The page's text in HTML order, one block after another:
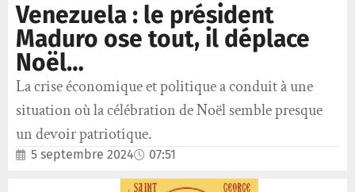
Venezuela : le président
Maduro ose tout, il déplace
Noël…
La crise économique et politique a conduit à une
situation où la célébration de Noël semble presque
un devoir patriotique.
5 septembre 2024 07:51